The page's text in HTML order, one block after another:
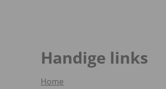
Handige links
Home